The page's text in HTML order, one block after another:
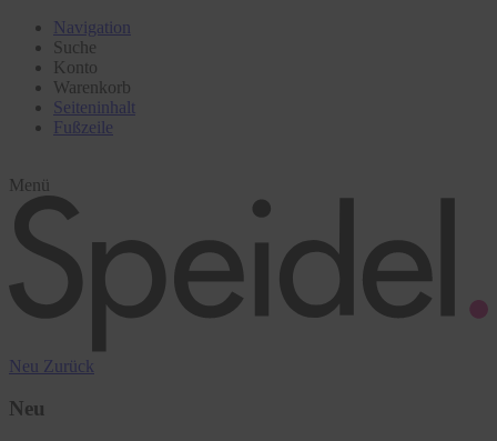
Navigation
Suche
Konto
Warenkorb
Seiteninhalt
Fußzeile
Menü
Neu Zurück
Neu